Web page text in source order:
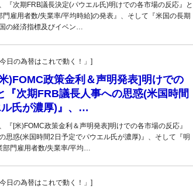
『次期FRB議長決定(パウエル氏)明けでの各市場の反応』と
門雇用者数/失業率/平均時給]の発表』、そして『米国の長期
の経済指標及びイベン…
日の為替はこれで動く！」]
)FOMC政策金利＆声明発表]明けでの
『次期FRB議長人事への思惑(米国時間
氏が濃厚)』、…
『[米)FOMC政策金利＆声明発表]明けでの各市場の反応』
思惑(米国時間2日予定でパウエル氏が濃厚)』、そして『明
部門雇用者数/失業率/平均…
日の為替はこれで動く！」]